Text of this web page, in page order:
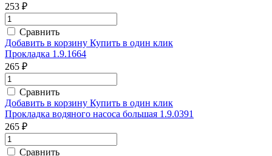
253 ₽
Сравнить
Добавить в корзину Купить в один клик
Прокладка 1.9.1664
265 ₽
Сравнить
Добавить в корзину Купить в один клик
Прокладка водяного насоса большая 1.9.0391
265 ₽
Сравнить